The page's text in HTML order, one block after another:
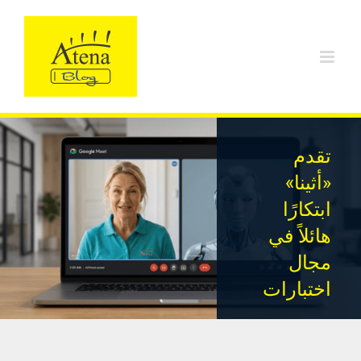
content
تقدم
«أثينا»
ابتكارًا
هائلاً في
مجال
اختبارات
اللغة